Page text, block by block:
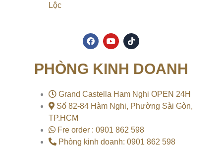
Lộc
F
a
o
k
Y
o
u
b
T
i
k
PHÒNG KINH DOANH
Grand Castella Ham Nghi OPEN 24H
Số 82-84 Hàm Nghi, Phường Sài Gòn,
TP.HCM
Fre order : 0901 862 598
Phòng kinh doanh: 0901 862 598